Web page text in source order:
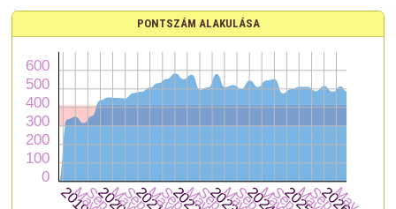
PONTSZÁM ALAKULÁSA